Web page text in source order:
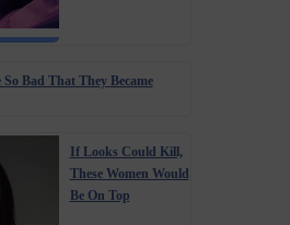
So Bad That They Became
If Looks Could Kill,
These Women Would
Be On Top